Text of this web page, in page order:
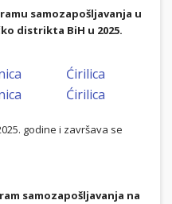
samozapošljavanja u
distrikta BiH u 2025.
Ćirilica
Ćirilica
godine i završava se
samozapošljavanja na